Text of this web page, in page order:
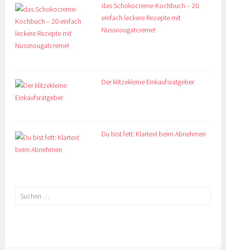
das Schokocreme-Kochbuch – 20
einfach leckere Rezepte mit
Nussnougatcreme!
Der klitzekleine Einkaufsratgeber
Du bist fett: Klartext beim Abnehmen
Suchen